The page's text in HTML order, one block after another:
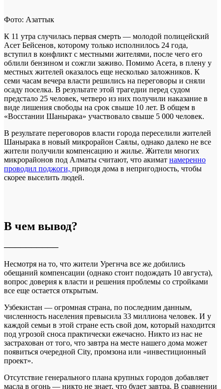
Фото: Азаттык
К 11 утра случилась первая смерть — молодой полицейский
Асет Бейсенов, которому только исполнилось 24 года,
вступил в конфликт с местными жителями, после чего его
облили бензином и сожгли заживо. Помимо Асета, в плену у
местных жителей оказалось еще несколько заложников. К
семи часам вечера власти решились на переговоры и сняли
осаду поселка. В результате этой трагедии перед судом
предстало 25 человек, четверо из них получили наказание в
виде лишения свободы на срок свыше 10 лет. В общем в
«Восстании Шанырака» участвовало свыше 5 000 человек.
В результате переговоров власти города переселили жителей
Шанырака в новый микрорайон Саялы, однако далеко не все
жители получили компенсацию и жилье. Жители многих
микрорайонов под Алматы считают, что акимат намеренно
проводил поджоги, приводя дома в непригодность, чтобы
скорее выселить людей.
В чем вывод?
──────────
Несмотря на то, что жители Урегнча все же добились
обещаний компенсации (однако стоит подождать 10 августа),
вопрос доверия к власти и решения проблемы со стройками
все еще остается открытым.
Узбекистан — огромная страна, по последним данным,
численность населения превысила 33 миллиона человек. И у
каждой семьи в этой стране есть свой дом, который находится
под угрозой сноса практически ежечасно. Никто из нас не
застрахован от того, что завтра на месте нашего дома может
появиться очередной City, промзона или «инвестиционный
проект».
Отсутствие генерального плана крупных городов добавляет
масла в огонь — никто не знает, что будет завтра. В сравнении